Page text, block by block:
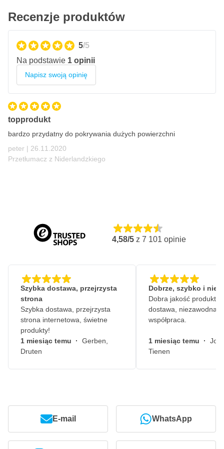
Recenzje produktów
5/5
Na podstawie 1 opinii
Napisz swoją opinię
topprodukt
bardzo przydatny do pokrywania dużych powierzchni
peter | 26 listopada 2020
26.11.2020
Przetłumacz z Niderlandzkiego
4,58/5 z 7 101 opinie
Szybka dostawa, przejrzysta
strona
Szybka dostawa, przejrzysta
strona internetowa, świetne
produkty!
1 miesiąc temu · Gerben,
Druten
Dobrze, szybko i
Dobra jakość
dostawa, niezawodna
współpraca.
1 miesiąc temu ·
Tienen
E-mail WhatsApp